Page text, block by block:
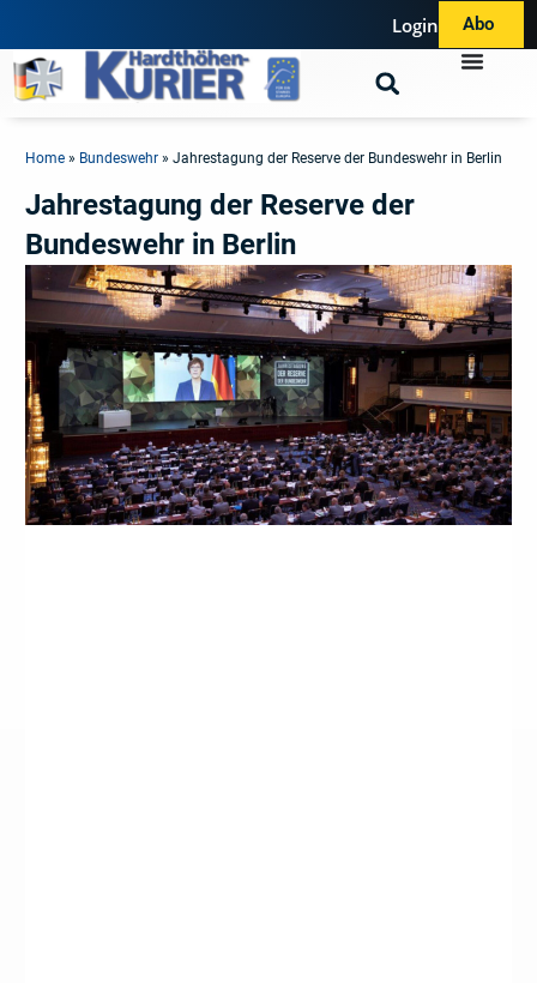
Login Abo
Home » Bundeswehr »Jahrestagung der Reserve der Bundeswehr in Berlin
Jahrestagung der Reserve der
Bundeswehr in Berlin